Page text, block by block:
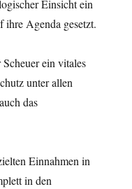
Einsicht ein
ihre Agenda gesetzt.
ein vitales
unter allen
das
Einnahmen in
in den